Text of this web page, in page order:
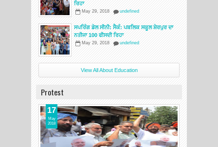
ਰਿਹਾ
May 29, 2018 undefined
ਸਪਰਿੰਗ ਡੇਲ ਸੀਨੀ: ਸੈਕੰ: ਪਬਲਿਕ ਸਕੂਲ ਸ਼ੇਰਪੁਰ ਦਾ
ਨਤੀਜਾ 100 ਫੀਸਦੀ ਰਿਹਾ
May 29, 2018 undefined
View All About Education
Protest
17
May
2018